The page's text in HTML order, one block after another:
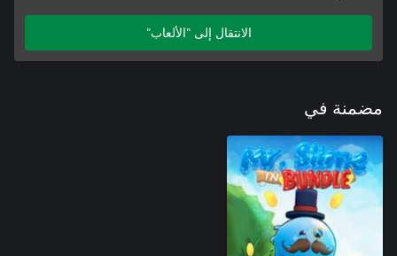
الانتقال إلى "الألعاب"
مضمنة في